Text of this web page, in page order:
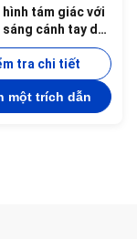
tám giác với
cánh tay dày
bảo giải pháp
ngoài trời
tra chi tiết
một trích dẫn